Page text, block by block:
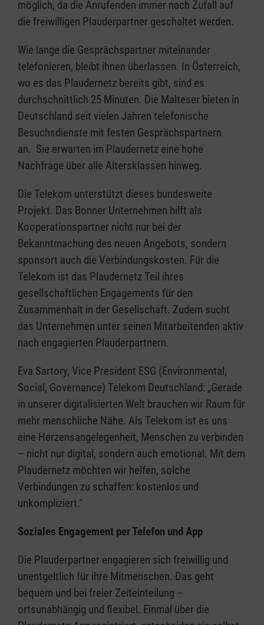
möglich, da die Anrufenden immer nach Zufall auf
die freiwilligen Plauderpartner geschaltet werden.
Wie lange die Gesprächspartner miteinander
telefonieren, bleibt ihnen überlassen. In Österreich,
wo es das Plaudernetz bereits gibt, sind es
durchschnittlich 25 Minuten. Die Malteser bieten in
Deutschland seit vielen Jahren telefonische
Besuchsdienste mit festen Gesprächspartnern
an. Sie erwarten im Plaudernetz eine hohe
Nachfrage über alle Altersklassen hinweg.
Die Telekom unterstützt dieses bundesweite
Projekt. Das Bonner Unternehmen hilft als
Kooperationspartner nicht nur bei der
Bekanntmachung des neuen Angebots, sondern
sponsort auch die Verbindungskosten. Für die
Telekom ist das Plaudernetz Teil ihres
gesellschaftlichen Engagements für den
Zusammenhalt in der Gesellschaft. Zudem sucht
das Unternehmen unter seinen Mitarbeitenden aktiv
nach engagierten Plauderpartnern.
Eva Sartory, Vice President ESG (Environmental,
Social, Governance) Telekom Deutschland: „Gerade
in unserer digitalisierten Welt brauchen wir Raum für
mehr menschliche Nähe. Als Telekom ist es uns
eine Herzensangelegenheit, Menschen zu verbinden
– nicht nur digital, sondern auch emotional. Mit dem
Plaudernetz möchten wir helfen, solche
Verbindungen zu schaffen: kostenlos und
unkompliziert.“
Soziales Engagement per Telefon und App
Die Plauderpartner engagieren sich freiwillig und
unentgeltlich für ihre Mitmenschen. Das geht
bequem und bei freier Zeiteinteilung –
ortsunabhängig und flexibel. Einmal über die